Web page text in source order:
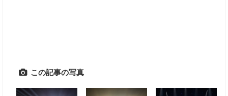
この記事の写真